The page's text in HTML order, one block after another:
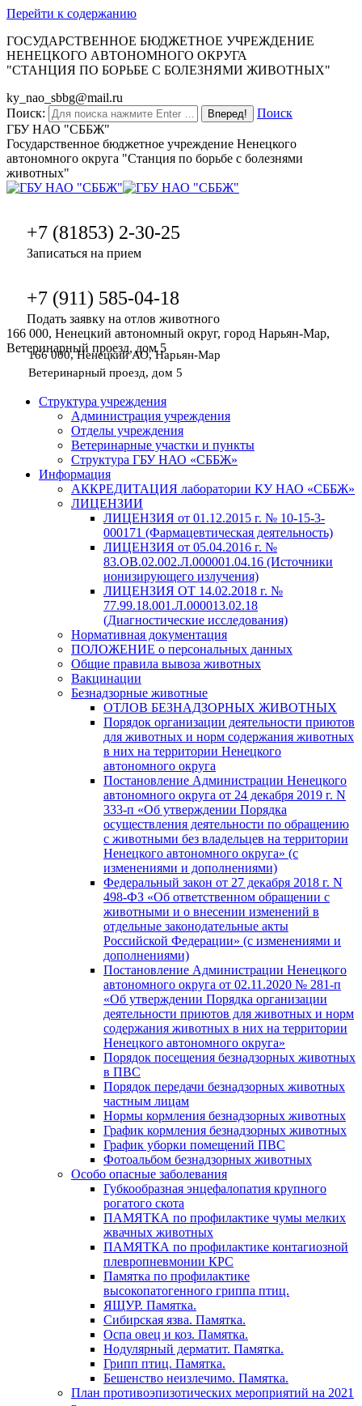
Перейти к содержанию
ГОСУДАРСТВЕННОЕ БЮДЖЕТНОЕ УЧРЕЖДЕНИЕ
НЕНЕЦКОГО АВТОНОМНОГО ОКРУГА
"СТАНЦИЯ ПО БОРЬБЕ С БОЛЕЗНЯМИ ЖИВОТНЫХ"
ky_nao_sbbg@mail.ru
Поиск:
Поиск
ГБУ НАО "СББЖ"
Государственное бюджетное учреждение Ненецкого
автономного округа "Станция по борьбе с болезнями
животных"
+7 (81853) 2-30-25
Записаться на прием
+7 (911) 585-04-18
Подать заявку на отлов животного
166 000, Ненецкий автономный округ, город Нарьян-Мар,
Ветеринарный проезд, дом 5
166 000, Ненецкий АО, Нарьян-Мар
Ветеринарный проезд, дом 5
Структура учреждения
Администрация учреждения
Отделы учреждения
Ветеринарные участки и пункты
Структура ГБУ НАО «СББЖ»
Информация
АККРЕДИТАЦИЯ лаборатории КУ НАО «СББЖ»
ЛИЦЕНЗИИ
ЛИЦЕНЗИЯ от 01.12.2015 г. № 10-15-3-
000171 (Фармацевтическая деятельность)
ЛИЦЕНЗИЯ от 05.04.2016 г. №
83.ОВ.02.002.Л.000001.04.16 (Источники
ионизирующего излучения)
ЛИЦЕНЗИЯ ОТ 14.02.2018 г. №
77.99.18.001.Л.000013.02.18
(Диагностические исследования)
Нормативная документация
ПОЛОЖЕНИЕ о персональных данных
Общие правила вывоза животных
Вакцинации
Безнадзорные животные
ОТЛОВ БЕЗНАДЗОРНЫХ ЖИВОТНЫХ
Порядок организации деятельности приютов
для животных и норм содержания животных
в них на территории Ненецкого
автономного округа
Постановление Администрации Ненецкого
автономного округа от 24 декабря 2019 г. N
333-п «Об утверждении Порядка
осуществления деятельности по обращению
с животными без владельцев на территории
Ненецкого автономного округа» (с
изменениями и дополнениями)
Федеральный закон от 27 декабря 2018 г. N
498-ФЗ «Об ответственном обращении с
животными и о внесении изменений в
отдельные законодательные акты
Российской Федерации» (с изменениями и
дополнениями)
Постановление Администрации Ненецкого
автономного округа от 02.11.2020 № 281-п
«Об утверждении Порядка организации
деятельности приютов для животных и норм
содержания животных в них на территории
Ненецкого автономного округа»
Порядок посещения безнадзорных животных
в ПВС
Порядок передачи безнадзорных животных
частным лицам
Нормы кормления безнадзорных животных
График кормления безнадзорных животных
График уборки помещений ПВС
Фотоальбом безнадзорных животных
Особо опасные заболевания
Губкообразная энцефалопатия крупного
рогатого скота
ПАМЯТКА по профилактике чумы мелких
жвачных животных
ПАМЯТКА по профилактике контагиозной
плевропневмонии КРС
Памятка по профилактике
высокопатогенного гриппа птиц.
ЯЩУР. Памятка.
Сибирская язва. Памятка.
Оспа овец и коз. Памятка.
Нодулярный дерматит. Памятка.
Грипп птиц. Памятка.
Бешенство неизлечимо. Памятка.
План противоэпизотических мероприятий на 2021